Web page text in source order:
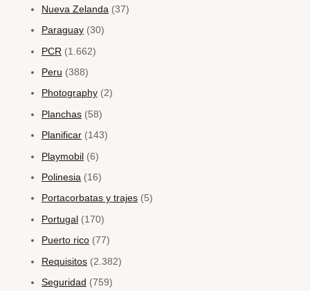
Nueva Zelanda (37)
Paraguay (30)
PCR (1.662)
Peru (388)
Photography (2)
Planchas (58)
Planificar (143)
Playmobil (6)
Polinesia (16)
Portacorbatas y trajes (5)
Portugal (170)
Puerto rico (77)
Requisitos (2.382)
Seguridad (759)